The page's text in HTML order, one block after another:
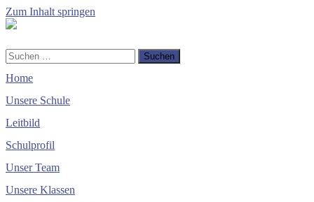
Zum Inhalt springen
Volksschule
-
Margarethen
Mobile-
Menü
ein-/ausblenden
Suchfeld
ein-/ausblenden
Suchen
nach:
Home
Unsere Schule
Leitbild
Schulprofil
Unser Team
Unsere Klassen